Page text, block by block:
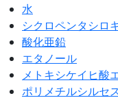
水
シクロペンタシロ
酸化亜鉛
エタノール
メトキシケイヒ酸
ポリメチルシルセ